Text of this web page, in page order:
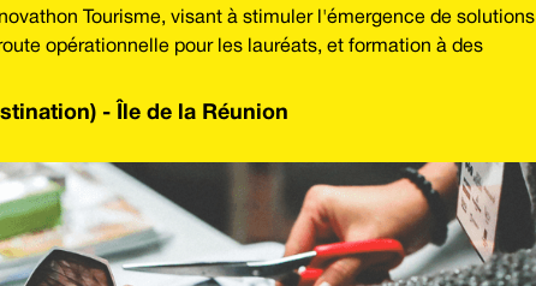
Tourisme, visant à stimuler l'émergence de solutions
opérationnelle pour les lauréats, et formation à des
- Île de la Réunion